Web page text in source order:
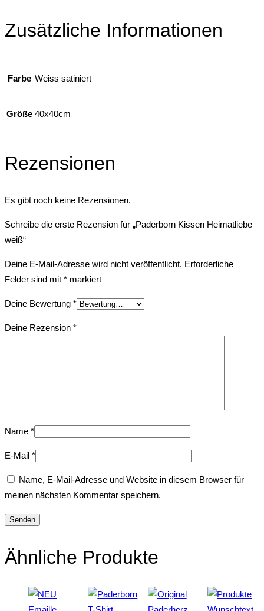
Zusätzliche Informationen
Farbe Weiss satiniert
Größe 40x40cm
Rezensionen
Es gibt noch keine Rezensionen.
Schreibe die erste Rezension für „Paderborn Kissen Heimatliebe
weiß“
Deine E-Mail-Adresse wird nicht veröffentlicht. Erforderliche
Felder sind mit * markiert
Deine Bewertung *
Deine Rezension *
Name *
E-Mail *
Name, E-Mail-Adresse und Website in diesem Browser für
meinen nächsten Kommentar speichern.
Ähnliche Produkte